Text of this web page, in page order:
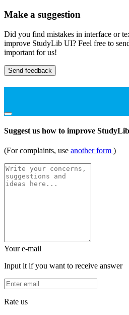
Make a suggestion
Did you find mistakes in interface or
improve StudyLib UI? Feel free to
important for us!
Send feedback
Suggest us how to improve StudyLib
(For complaints, use another form )
Your e-mail
Input it if you want to receive answer
Rate us